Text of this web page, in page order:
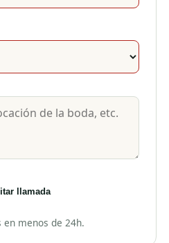
llamada
en menos de 24h.